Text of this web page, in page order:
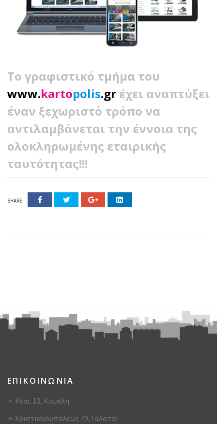
Το γραφιστικό τμήμα του
www.kartopolis.gr έχει αναπτύξει
έναν ξεχωριστό τρόπο να
αντιλαμβάνεται την έννοια της
ολοκληρωμένης εταιρικής
ταυτότητας!!!
SHARE:
ΕΠΙΚΟΙΝΩΝΙΑ
➣ Κέας 13, Κυψέλη
➣ Χριστιανουπόλεως 79, Γαλάτσι